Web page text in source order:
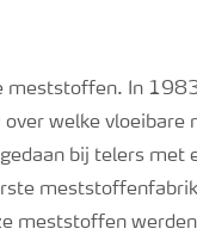
meststoffen. In
welke
bij telers met
meststoffen